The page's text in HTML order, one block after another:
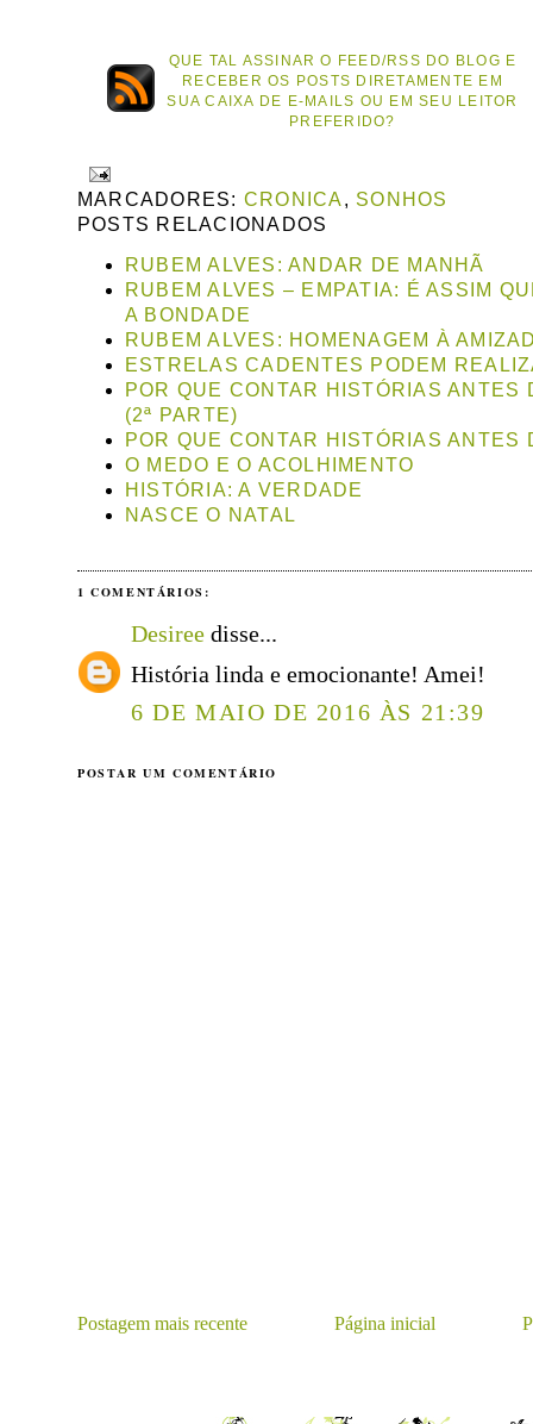
QUE TAL ASSINAR O FEED/RSS DO BLOG E
RECEBER OS POSTS DIRETAMENTE EM
SUA CAIXA DE E-MAILS OU EM SEU LEITOR
PREFERIDO?
MARCADORES: CRONICA, SONHOS
POSTS RELACIONADOS
RUBEM ALVES: ANDAR DE MANHÃ
RUBEM ALVES – EMPATIA: É ASSIM
A BONDADE
RUBEM ALVES: HOMENAGEM À
ESTRELAS CADENTES PODEM
POR QUE CONTAR HISTÓRIAS ANTES
(2ª PARTE)
POR QUE CONTAR HISTÓRIAS ANTES
O MEDO E O ACOLHIMENTO
HISTÓRIA: A VERDADE
NASCE O NATAL
1 COMENTÁRIOS:
Desiree disse...
História linda e emocionante! Amei!
6 DE MAIO DE 2016 ÀS 21:39
POSTAR UM COMENTÁRIO
Postagem mais recente Página inicial